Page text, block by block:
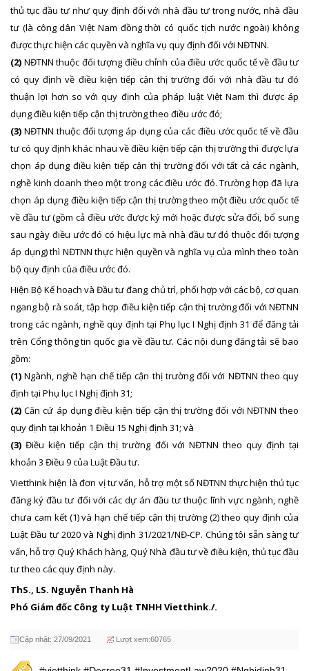
thủ tục đầu tư như quy định đối với nhà đầu tư trong nước, nhà đầu
tư (là công dân Việt Nam đồng thời có quốc tịch nước ngoài) không
được thực hiện các quyền và nghĩa vụ quy định đối với NĐTNN.
(2) NĐTNN thuộc đối tượng điều chỉnh của điều ước quốc tế về đầu tư
có quy định về điều kiện tiếp cận thị trường đối với nhà đầu tư đó
thuận lợi hơn so với quy định của pháp luật Việt Nam thì được áp
dụng điều kiện tiếp cận thị trường theo điều ước đó;
(3) NĐTNN thuộc đối tượng áp dụng của các điều ước quốc tế về đầu
tư có quy định khác nhau về điều kiện tiếp cận thị trường thì được lựa
chọn áp dụng điều kiện tiếp cận thị trường đối với tất cả các ngành,
nghề kinh doanh theo một trong các điều ước đó. Trường hợp đã lựa
chọn áp dụng điều kiện tiếp cận thị trường theo một điều ước quốc tế
về đầu tư (gồm cả điều ước được ký mới hoặc được sửa đổi, bổ sung
sau ngày điều ước đó có hiệu lực mà nhà đầu tư đó thuộc đối tượng
áp dụng) thì NĐTNN thực hiện quyền và nghĩa vụ của mình theo toàn
bộ quy định của điều ước đó.
Hiện Bộ Kế hoạch và Đầu tư đang chủ trì, phối hợp với các bộ, cơ quan
ngang bộ rà soát, tập hợp điều kiện tiếp cận thị trường đối với NĐTNN
trong các ngành, nghề quy định tại Phụ lục I Nghị định 31 để đăng tải
trên Cổng thông tin quốc gia về đầu tư. Các nội dung đăng tải sẽ bao
gồm:
(1)Ngành, nghề hạn chế tiếp cận thị trường đối với NĐTNN theo quy
định tại Phụ lục I Nghị định 31;
(2)Căn cứ áp dụng điều kiện tiếp cận thị trường đối với NĐTNN theo
quy định tại khoản 1 Điều 15 Nghị định 31; và
(3)Điều kiện tiếp cận thị trường đối với NĐTNN theo quy định tại
khoản 3 Điều 9 của Luật Đầu tư.
Vietthink hiện là đơn vị tư vấn, hỗ trợ một số NĐTNN thực hiện thủ tục
đăng ký đầu tư đối với các dự án đầu tư thuộc lĩnh vực ngành, nghề
chưa cam kết (1) và hạn chế tiếp cận thị trường (2) theo quy định của
Luật Đầu tư 2020 và Nghị định 31/2021/NĐ-CP. Chúng tôi sẵn sàng tư
vấn, hỗ trợ Quý Khách hàng, Quý Nhà đầu tư về điều kiện, thủ tục đầu
tư theo các quy định này.
ThS., LS. Nguyễn Thanh Hà
Phó Giám đốc Công ty Luật TNHH Vietthink./.
Cập nhật: 27/09/2021 Lượt xem:60765